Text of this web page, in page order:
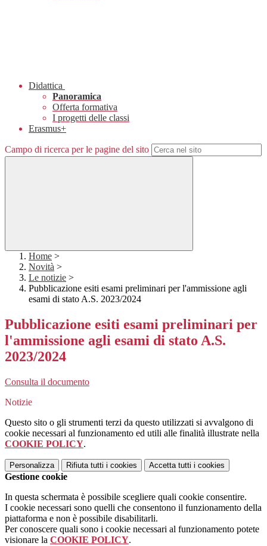
Didattica
Panoramica
Offerta formativa
I progetti delle classi
Erasmus+
Campo di ricerca per le pagine del sito
Home >
Novità >
Le notizie >
Pubblicazione esiti esami preliminari per l'ammissione agli
esami di stato A.S. 2023/2024
Pubblicazione esiti esami preliminari per
l'ammissione agli esami di stato A.S.
2023/2024
Consulta il documento
Notizie
Questo sito o gli strumenti terzi da questo utilizzati si avvalgono di
cookie necessari al funzionamento ed utili alle finalità illustrate nella
COOKIE POLICY.
Personalizza Rifiuta tutti i cookies Accetta tutti i cookies
Gestione cookie
In questa schermata è possibile scegliere quali cookie consentire.
I cookie necessari sono quelli che consentono il funzionamento della
piattaforma e non è possibile disabilitarli.
Per conoscere quali sono i cookie necessari al funzionamento potete
visionare la COOKIE POLICY.